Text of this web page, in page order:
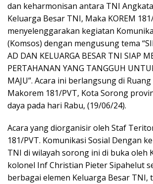
dan keharmonisan antara TNI
Keluarga Besar TNI, Maka KOREM
menyelenggarakan kegiatan
(Komsos) dengan mengusung tema
AD DAN KELUARGA BESAR TNI SIAP
PERTAHANAN YANG TANGGUH
MAJU”. Acara ini berlangsung di
Makorem 181/PVT, Kota Sorong
daya pada hari Rabu, (19/06/24).
Acara yang diorganisir oleh Staf
181/PVT. Komunikasi Sosial Dengan
TNI di wilayah sorong ini di buka oleh
kolonel Inf Christian Pieter Sipahelut
berbagai elemen Keluarga Besar TNI,